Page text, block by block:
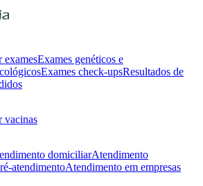
examesExames genéticos e
Exames check-upsResultados de
vacinas
domiciliarAtendimento
atendimentoAtendimento em empresas